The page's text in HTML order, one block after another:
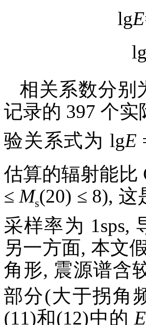
lgE
lg
相关系数分别
记录的 397 个
验关系式为 lgE
估算的辐射能比
≤Ms(20) ≤ 8),
采样率为 1sps,
另一方面, 本文
角形, 震源谱含
部分(大于拐角
(11)和(12)中的E